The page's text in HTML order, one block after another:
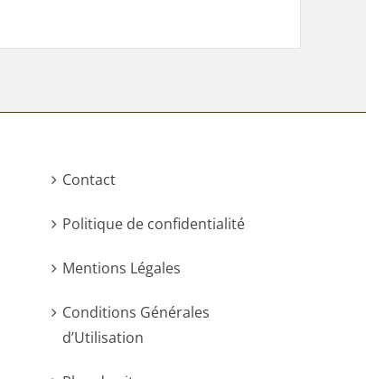
Contact
Politique de confidentialité
Mentions Légales
Conditions Générales
d’Utilisation